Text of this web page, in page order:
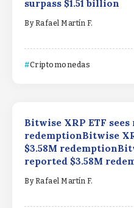
surpass $1.51 billion
By Rafael Martín F.
Criptomonedas
Bitwise XRP ETF
redemptionBitwise
$3.58M
reported $3.58M
By Rafael Martín F.